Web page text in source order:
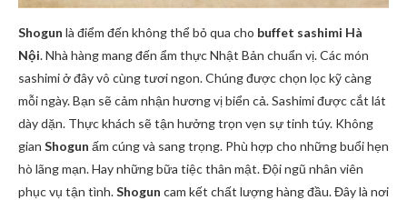
Shogun là điểm đến không thể bỏ qua cho buffet sashimi Hà
Nội. Nhà hàng mang đến ẩm thực Nhật Bản chuẩn vị. Các món
sashimi ở đây vô cùng tươi ngon. Chúng được chọn lọc kỹ càng
mỗi ngày. Bạn sẽ cảm nhận hương vị biển cả. Sashimi được cắt lát
dày dặn. Thực khách sẽ tận hưởng trọn vẹn sự tinh túy. Không
gian Shogun ấm cúng và sang trọng. Phù hợp cho những buổi hẹn
hò lãng mạn. Hay những bữa tiệc thân mật. Đội ngũ nhân viên
phục vụ tận tình.Shogun cam kết chất lượng hàng đầu. Đây là nơi